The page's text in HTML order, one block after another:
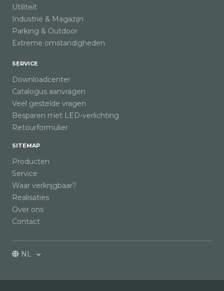
Utiliteit
Industrie & Magazijn
Parking & Outdoor
Extreme omstandigheden
SERVICE
Downloadcenter
Catalogus aanvragen
Veel gestelde vragen
Besparen met LED-verlichting
Retourformulier
SITEMAP
Producten
Service
Waar verkrijgbaar?
Realisaties
Over ons
Contact
NL